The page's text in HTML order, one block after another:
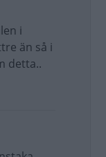
i
än så i
detta..